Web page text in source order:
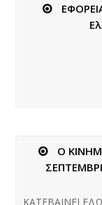
Ο
ΚΑΤΕΒΑΙΝΕΙ